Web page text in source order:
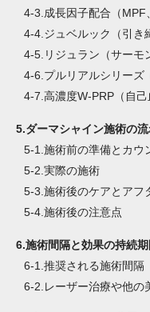
4-3. 成長因子配合（MPF
4-4. ジュベルック（引き
4-5. リジュラン（サーモ
4-6. プルリアルシリーズ
4-7. 高濃度W-PRP（自己
5.ダーマシャイン施術の
5-1. 施術前の準備とカウ
5-2. 実際の施術
5-3. 施術後のケアとアフ
5-4. 施術後の注意点
6.施術間隔と効果の持続期
6-1. 推奨される施術間隔
6-2. レーザー治療や他の